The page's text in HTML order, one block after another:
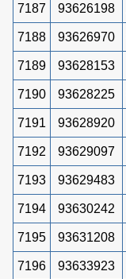
7187 93626198
7188 93626970
7189 93628153
7190 93628225
7191 93628920
7192 93629097
7193 93629483
7194 93630242
7195 93631208
7196 93633923